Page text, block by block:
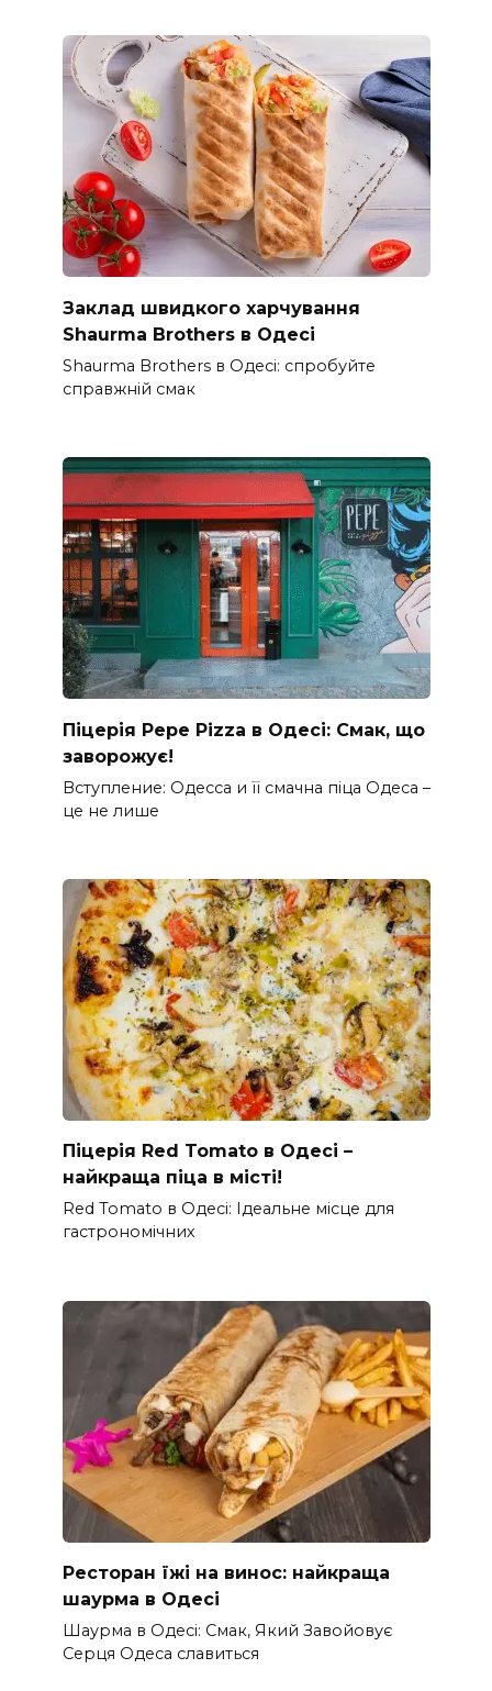
Заклад швидкого харчування
Shaurma Brothers в Одесі
Shaurma Brothers в Одесі: спробуйте
справжній смак
Піцерія Pepe Pizza в Одесі: Смак, що
заворожує!
Вступление: Одесса и її смачна піца Одеса –
це не лише
Піцерія Red Tomato в Одесі –
найкраща піца в місті!
Red Tomato в Одесі: Ідеальне місце для
гастрономічних
Ресторан їжі на винос: найкраща
шаурма в Одесі
Шаурма в Одесі: Смак, Який Завойовує
Серця Одеса славиться